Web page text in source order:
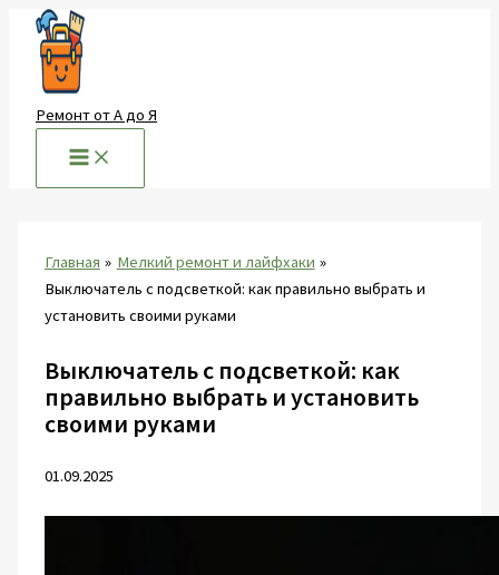
Перейти
содержимому
Ремонт от А до Я
Главная
Мелкий ремонт и лайфхаки
Выключатель с подсветкой: как правильно выбрать и
установить своими руками
Выключатель с подсветкой: как
правильно выбрать и установить
своими руками
01.09.2025